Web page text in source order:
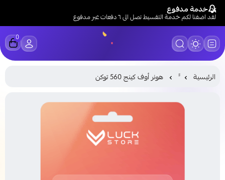
خدمة مدفوع
لقد اضفنا لكم خدمة التقسيط تصل الى ٦ دفعات عبر مدفوع
0
الرئيسية هونر أوف كينج 560 توكن